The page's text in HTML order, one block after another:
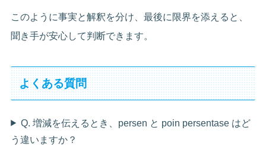
このように事実と解釈を分け、最後に限界を添えると、
聞き手が安心して判断できます。
よくある質問
Q. 増減を伝えるとき、persen と poin persentase はど
う違いますか？